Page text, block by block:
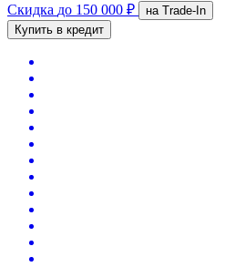
Скидка до 150 000 ₽
на Trade-In
Купить в кредит